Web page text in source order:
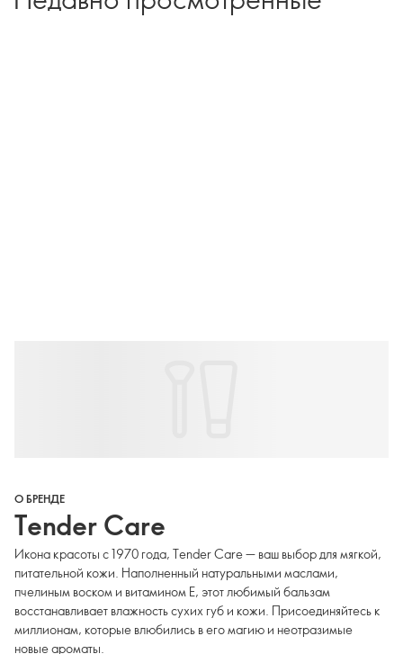
О БРЕНДЕ
Tender Care
Икона красоты с 1970 года, Tender Care — ваш выбор для мягкой,
питательной кожи. Наполненный натуральными маслами,
пчелиным воском и витамином Е, этот любимый бальзам
восстанавливает влажность сухих губ и кожи. Присоединяйтесь к
миллионам, которые влюбились в его магию и неотразимые
новые ароматы.